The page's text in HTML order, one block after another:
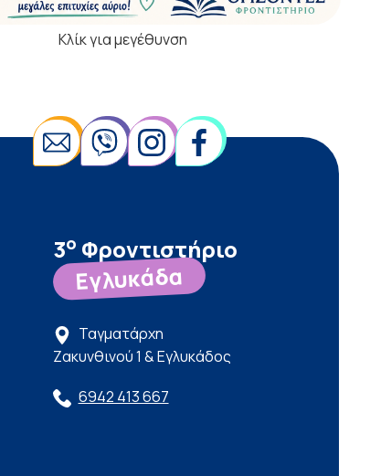
Κλίκ για μεγέθυνση
3ο Φροντιστήριο
Εγλυκάδα
Ταγματάρχη
Ζακυνθινού 1 & Εγλυκάδος
6942 413 667